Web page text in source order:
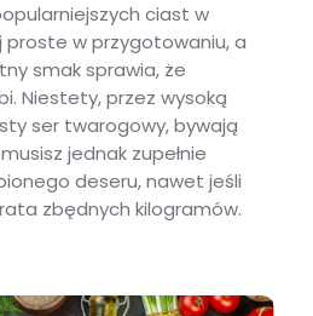
ciast w
proste w przygotowaniu, a
smak sprawia, że
Niestety, przez wysoką
ser twarogowy, bywają
jednak zupełnie
deseru, nawet jeśli
zbędnych kilogramów.